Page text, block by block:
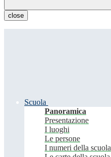
close
Scuola
Panoramica
Presentazione
I luoghi
Le persone
I numeri della scuola